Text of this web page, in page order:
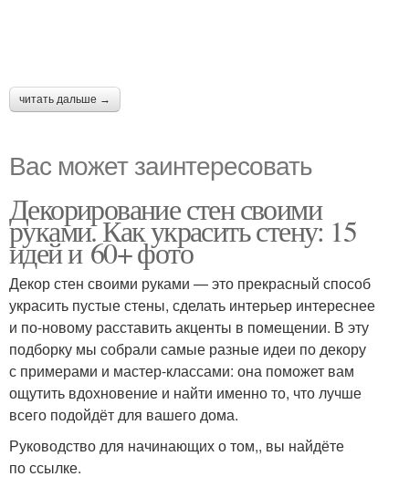
читать дальше →
Вас может заинтересовать
Декорирование стен своими
руками. Как украсить стену: 15
идей и 60+ фото
Декор стен своими руками — это прекрасный способ
украсить пустые стены, сделать интерьер интереснее
и по-новому расставить акценты в помещении. В эту
подборку мы собрали самые разные идеи по декору
с примерами и мастер-классами: она поможет вам
ощутить вдохновение и найти именно то, что лучше
всего подойдёт для вашего дома.
Руководство для начинающих о том,, вы найдёте
по ссылке.